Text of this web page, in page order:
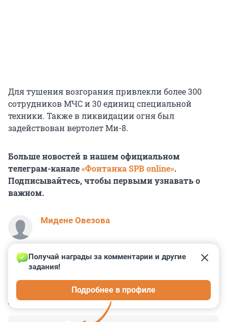
Для тушения возгорания привлекли более 300
сотрудников МЧС и 30 единиц специальной
техники. Также в ликвидации огня был
задействован вертолет Ми-8.
Больше новостей в нашем официальном
телеграм-канале«Фонтанка SPB online».
Подписывайтесь, чтобы первыми узнавать о
важном.
Мидене Овезова
КОММЕНТАРИИ 4
Получай награды за комментарии и другие
задания!
Подробнее в профиле